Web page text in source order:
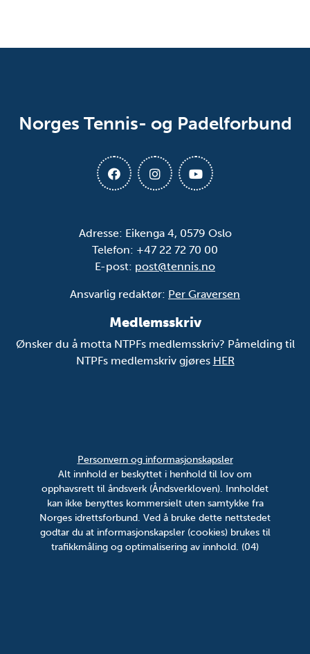
Norges Tennis- og Padelforbund
Adresse: Eikenga 4, 0579 Oslo
Telefon: +47 22 72 70 00
E-post: post@tennis.no
Ansvarlig redaktør: Per Graversen
Medlemsskriv
Ønsker du å motta NTPFs medlemsskriv? Påmelding til
NTPFs medlemskriv gjøres HER
Personvern og informasjonskapsler
Alt innhold er beskyttet i henhold til lov om
opphavsrett til åndsverk (Åndsverkloven). Innholdet
kan ikke benyttes kommersielt uten samtykke fra
Norges idrettsforbund. Ved å bruke dette nettstedet
godtar du at informasjonskapsler (cookies) brukes til
trafikkmåling og optimalisering av innhold. (04)